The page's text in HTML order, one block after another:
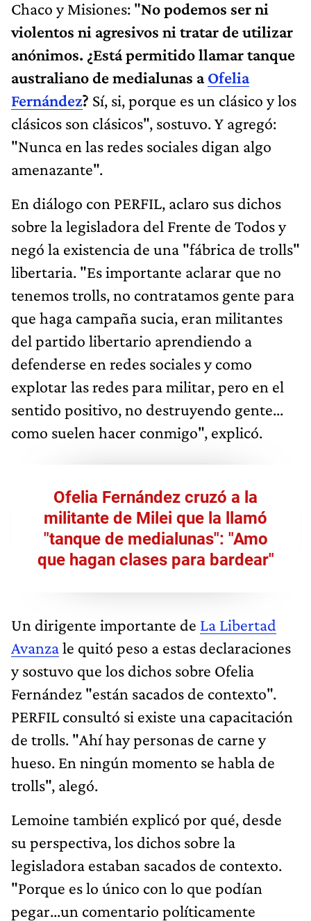
Chaco y Misiones: "No podemos ser ni
violentos ni agresivos ni tratar de utilizar
anónimos. ¿Está permitido llamar tanque
australiano de medialunas aOfelia
Fernández? Sí, si, porque es un clásico y los
clásicos son clásicos", sostuvo. Y agregó:
"Nunca en las redes sociales digan algo
amenazante".
En diálogo con PERFIL, aclaro sus dichos
sobre la legisladora del Frente de Todos y
negó la existencia de una "fábrica de trolls"
libertaria. "Es importante aclarar que no
tenemos trolls, no contratamos gente para
que haga campaña sucia, eran militantes
del partido libertario aprendiendo a
defenderse en redes sociales y como
explotar las redes para militar, pero en el
sentido positivo, no destruyendo gente...
como suelen hacer conmigo", explicó.
Ofelia Fernández cruzó a la
militante de Milei que la llamó
"tanque de medialunas": "Amo
que hagan clases para bardear"
Un dirigente importante de La Libertad
Avanzale quitó peso a estas declaraciones
y sostuvo que los dichos sobre Ofelia
Fernández "están sacados de contexto".
PERFIL consultó si existe una capacitación
de trolls. "Ahí hay personas de carne y
hueso. En ningún momento se habla de
trolls", alegó.
Lemoine también explicó por qué, desde
su perspectiva, los dichos sobre la
legisladora estaban sacados de contexto.
"Porque es lo único con lo que podían
pegar...un comentario políticamente